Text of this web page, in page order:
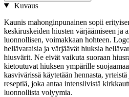
Kuvaus
Kaunis mahonginpunainen sopii
keskiruskeiden hiusten värjäämiseen ja
luonnollisen, voimakkaan hohteen.
hellävaraisia ja värjäävät hiuksia
hiusvärit. Ne eivät vaikuta suoraan
kietoutuvat hiuksen ympärille
kasvivärissä käytetään hennasta,
reseptiä, joka antaa intensiivistä
luonnollista volyymia.